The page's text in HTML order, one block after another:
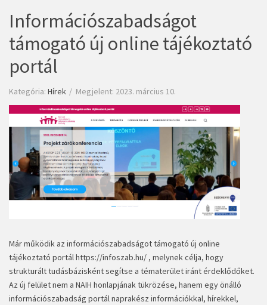
Információszabadságot
támogató új online tájékoztató
portál
Kategória: Hírek Megjelent: 2023. március 10.
Már működik az információszabadságot támogató új online
tájékoztató portálhttps://infoszab.hu/ , melynek célja, hogy
strukturált tudásbázisként segítse a tématerület iránt érdeklődőket.
Az új felület nem a NAIH honlapjának tükrözése, hanem egy önálló
információszabadság portál naprakész információkkal, hírekkel,